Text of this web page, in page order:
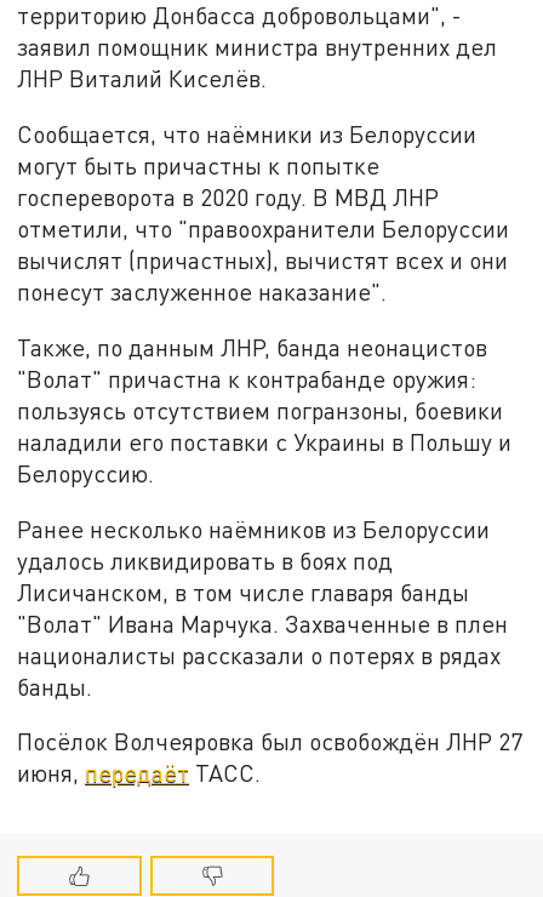
территорию Донбасса добровольцами", -
заявил помощник министра внутренних дел
ЛНР Виталий Киселёв.
Сообщается, что наёмники из Белоруссии
могут быть причастны к попытке
госпереворота в 2020 году. В МВД ЛНР
отметили, что "правоохранители Белоруссии
вычислят (причастных), вычистят всех и они
понесут заслуженное наказание".
Также, по данным ЛНР, банда неонацистов
"Волат" причастна к контрабанде оружия:
пользуясь отсутствием погранзоны, боевики
наладили его поставки с Украины в Польшу и
Белоруссию.
Ранее несколько наёмников из Белоруссии
удалось ликвидировать в боях под
Лисичанском, в том числе главаря банды
"Волат" Ивана Марчука. Захваченные в плен
националисты рассказали о потерях в рядах
банды.
Посёлок Волчеяровка был освобождён ЛНР 27
июня, передаёт ТАСС.